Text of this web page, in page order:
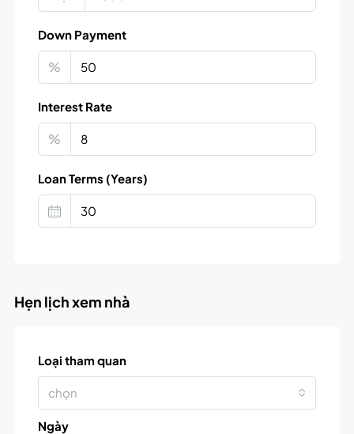
Down Payment
%
Interest Rate
%
Loan Terms (Years)
Hẹn lịch xem nhà
Loại tham quan
chọn
Ngày